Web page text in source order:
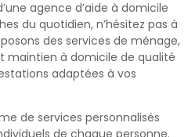
agence d’aide à domicile
du quotidien, n’hésitez pas à
des services de ménage,
maintien à domicile de qualité
adaptées à vos
de services personnalisés
de chaque personne.